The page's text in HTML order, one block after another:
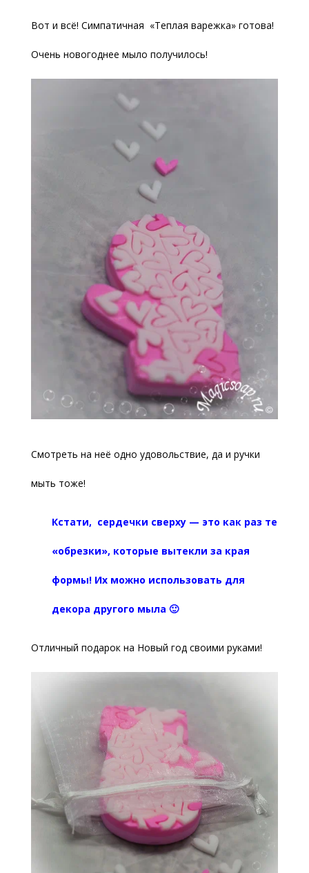
Вот и всё! Симпатичная «Теплая варежка» готова!
Очень новогоднее мыло получилось!
Смотреть на неё одно удовольствие, да и ручки
мыть тоже!
Кстати, сердечки сверху — это как раз те
«обрезки», которые вытекли за края
формы! Их можно использовать для
декора другого мыла 🙂
Отличный подарок на Новый год своими руками!